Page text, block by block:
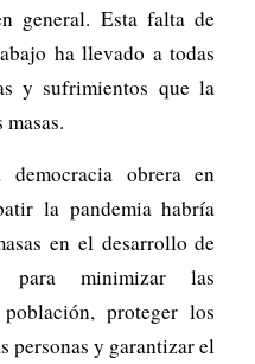
general. Esta falta de
ha llevado a todas
y sufrimientos que la
obrera en
la pandemia habría
en el desarrollo de
para minimizar las
proteger los
personas y garantizar el